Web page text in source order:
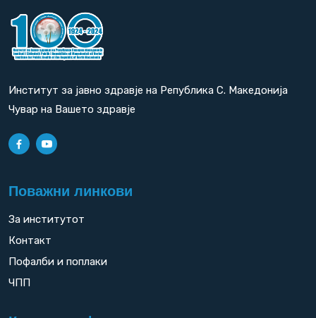
Институт за јавно здравје на Република С. Македонија
Чувар на Вашето здравје
Поважни линкови
За институтот
Контакт
Пофалби и поплаки
ЧПП